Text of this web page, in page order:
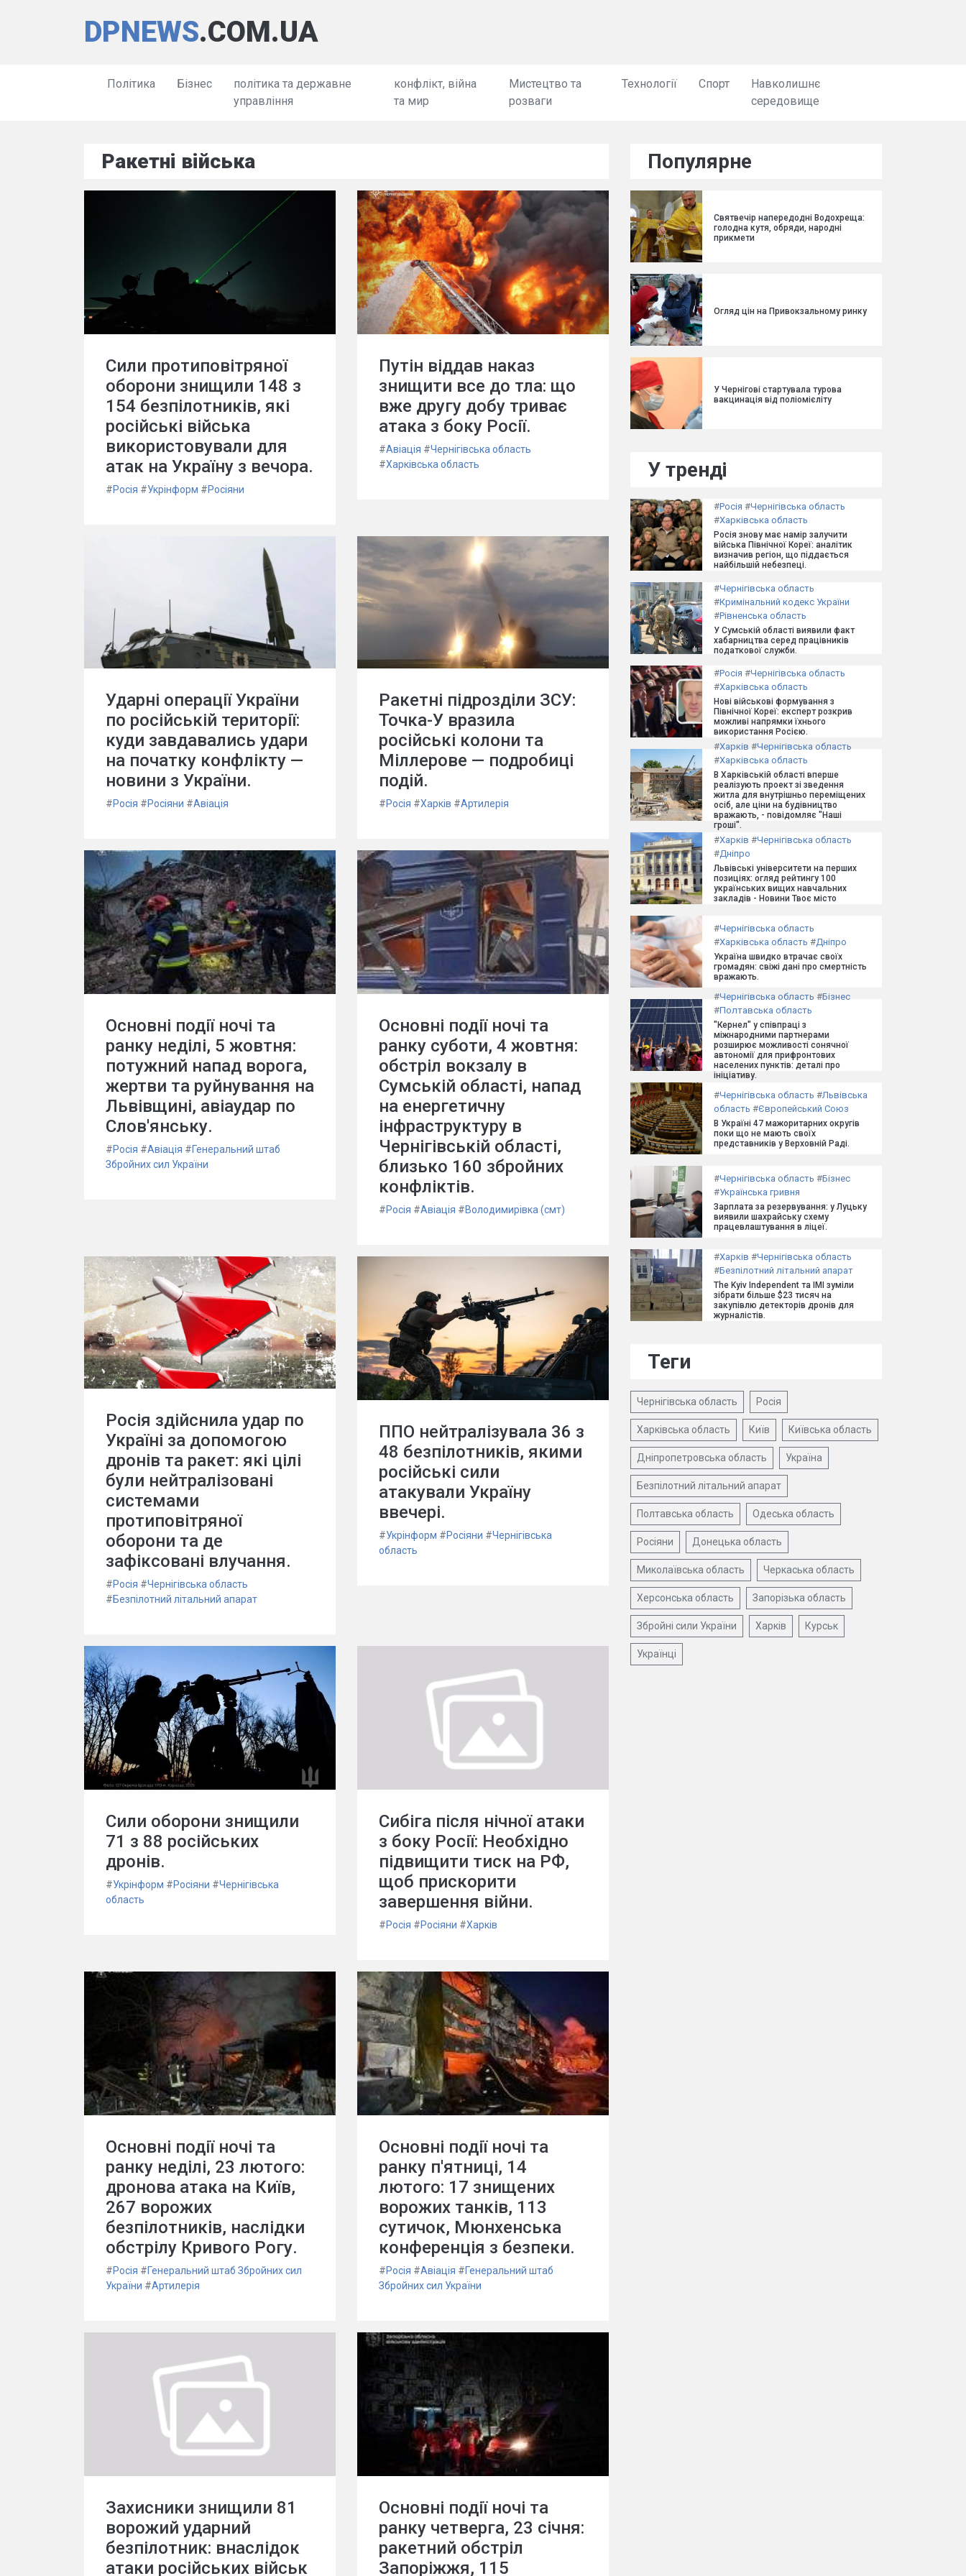
DPNEWS.COM.UA
Політика Бізнес
політика та державне
управління
конфлікт, війна
та мир
Мистецтво та
розваги
Технології Спорт
Навколишнє
середовище
Ракетні війська
Сили протиповітряної
оборони знищили 148 з
154 безпілотників, які
російські війська
використовували для
атак на Україну з вечора.
#Росія #Укрінформ #Росіяни
Путін віддав наказ
знищити все до тла: що
вже другу добу триває
атака з боку Росії.
#Авіація #Чернігівська область
#Харківська область
Ударні операції України
по російській території:
куди завдавались удари
на початку конфлікту —
новини з України.
#Росія #Росіяни #Авіація
Ракетні підрозділи ЗСУ:
Точка-У вразила
російські колони та
Міллерове — подробиці
подій.
#Росія #Харків #Артилерія
Основні події ночі та
ранку неділі, 5 жовтня:
потужний напад ворога,
жертви та руйнування на
Львівщині, авіаудар по
Слов'янську.
#Росія #Авіація #Генеральний штаб
Збройних сил України
Основні події ночі та
ранку суботи, 4 жовтня:
обстріл вокзалу в
Сумській області, напад
на енергетичну
інфраструктуру в
Чернігівській області,
близько 160 збройних
конфліктів.
#Росія #Авіація #Володимирівка (смт)
Росія здійснила удар по
Україні за допомогою
дронів та ракет: які цілі
були нейтралізовані
системами
протиповітряної
оборони та де
зафіксовані влучання.
#Росія #Чернігівська область
#Безпілотний літальний апарат
ППО нейтралізувала 36 з
48 безпілотників, якими
російські сили
атакували Україну
ввечері.
#Укрінформ #Росіяни #Чернігівська
область
Сили оборони знищили
71 з 88 російських
дронів.
#Укрінформ #Росіяни #Чернігівська
область
Сибіга після нічної атаки
з боку Росії: Необхідно
підвищити тиск на РФ,
щоб прискорити
завершення війни.
#Росія #Росіяни #Харків
Основні події ночі та
ранку неділі, 23 лютого:
дронова атака на Київ,
267 ворожих
безпілотників, наслідки
обстрілу Кривого Рогу.
#Росія #Генеральний штаб Збройних сил
України #Артилерія
Основні події ночі та
ранку п'ятниці, 14
лютого: 17 знищених
ворожих танків, 113
сутичок, Мюнхенська
конференція з безпеки.
#Росія #Авіація #Генеральний штаб
Збройних сил України
Захисники знищили 81
ворожий ударний
безпілотник: внаслідок
атаки російських військ
Основні події ночі та
ранку четверга, 23 січня:
ракетний обстріл
Запоріжжя, 115
Популярне
Святвечір напередодні Водохреща:
голодна кутя, обряди, народні
прикмети
Огляд цін на Привокзальному ринку
У Чернігові стартувала турова
вакцинація від поліомієліту
У тренді
#Росія #Чернігівська область
#Харківська область
Росія знову має намір залучити
війська Північної Кореї: аналітик
визначив регіон, що піддається
найбільшій небезпеці.
#Чернігівська область
#Кримінальний кодекс України
#Рівненська область
У Сумській області виявили факт
хабарництва серед працівників
податкової служби.
#Росія #Чернігівська область
#Харківська область
Нові військові формування з
Північної Кореї: експерт розкрив
можливі напрямки їхнього
використання Росією.
#Харків #Чернігівська область
#Харківська область
В Харківській області вперше
реалізують проект зі зведення
житла для внутрішньо переміщених
осіб, але ціни на будівництво
вражають, - повідомляє "Наші
гроші".
#Харків #Чернігівська область
#Дніпро
Львівські університети на перших
позиціях: огляд рейтингу 100
українських вищих навчальних
закладів - Новини Твоє місто
#Чернігівська область
#Харківська область #Дніпро
Україна швидко втрачає своїх
громадян: свіжі дані про смертність
вражають.
#Чернігівська область #Бізнес
#Полтавська область
"Кернел" у співпраці з
міжнародними партнерами
розширює можливості сонячної
автономії для прифронтових
населених пунктів: деталі про
ініціативу.
#Чернігівська область #Львівська
область #Європейський Союз
В Україні 47 мажоритарних округів
поки що не мають своїх
представників у Верховній Раді.
#Чернігівська область #Бізнес
#Українська гривня
Зарплата за резервування: у Луцьку
виявили шахрайську схему
працевлаштування в ліцеї.
#Харків #Чернігівська область
#Безпілотний літальний апарат
The Kyiv Independent та ІМІ зуміли
зібрати більше $23 тисяч на
закупівлю детекторів дронів для
журналістів.
Теги
Чернігівська область Росія
Харківська область Київ Київська область
Дніпропетровська область Україна
Безпілотний літальний апарат
Полтавська область Одеська область
Росіяни Донецька область
Миколаївська область Черкаська область
Херсонська область Запорізька область
Збройні сили України Харків Курськ
Українці